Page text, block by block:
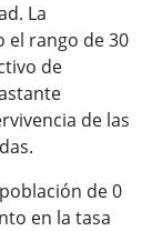
La
el rango de 30
de
de las
de 0
en la tasa